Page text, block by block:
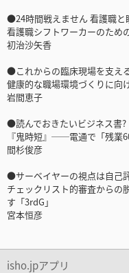
●24時間戦えません 看護職
看護職シフトワーカーのため
初治沙矢香
●これからの臨床現場を支え
健康的な職場環境づくりに向
岩間恵子
●読んでおきたいビジネス書?
『鬼時短』──電通で「残業
間杉俊彦
●サーベイヤーの視点は自己
チェックリスト的審査から
す「3rdG」
宮本恒彦
isho.jpアプリ